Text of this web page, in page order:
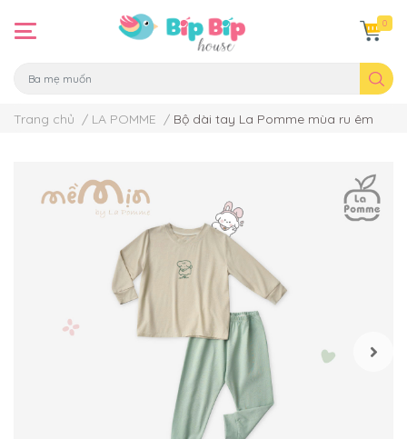
0
Trang chủ / LA POMME / Bộ dài tay La Pomme mùa ru êm